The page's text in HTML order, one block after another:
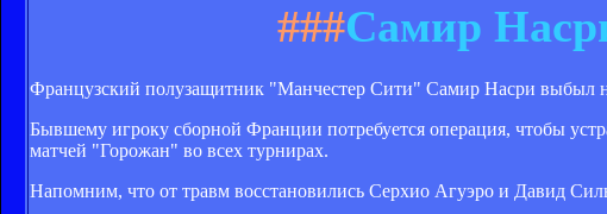
###Самир
Французский полузащитник "Манчестер Сити" Самир Насри выбыл
Бывшему игроку сборной Франции потребуется операция, чтобы
матчей "Горожан" во всех турнирах.
Напомним, что от травм восстановились Серхио Агуэро и Давид